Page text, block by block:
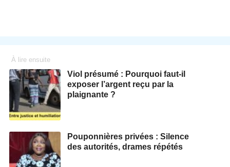
À lire ensuite
Viol présumé : Pourquoi faut-il
exposer l’argent reçu par la
plaignante ?
Pouponnières privées : Silence
des autorités, drames répétés